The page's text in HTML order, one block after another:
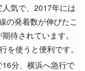
気で、2017年には
の発着数が伸びたこ
待されています。
を使うと便利です。
分、横浜へ急行で